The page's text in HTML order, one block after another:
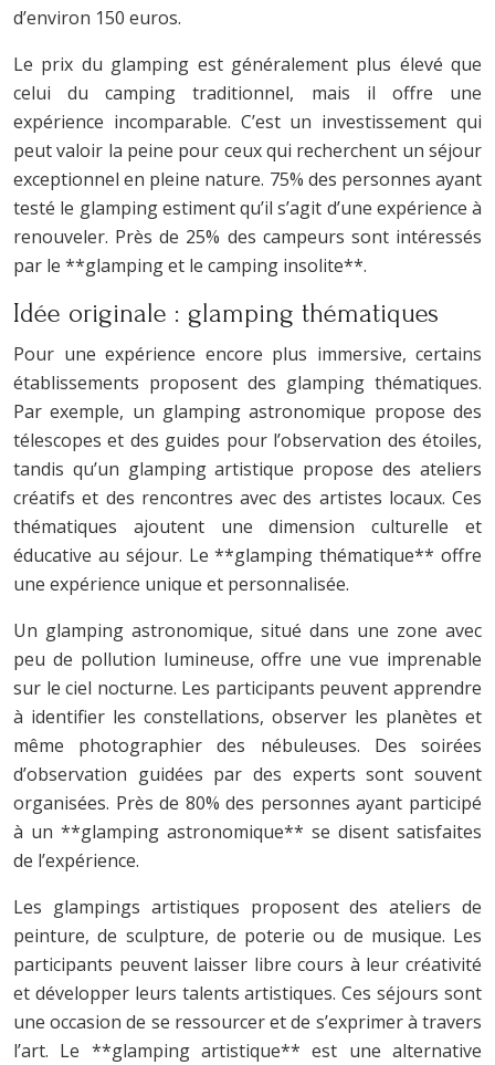
d’environ 150 euros.
Le prix du glamping est généralement plus élevé que
celui du camping traditionnel, mais il offre une
expérience incomparable. C’est un investissement qui
peut valoir la peine pour ceux qui recherchent un séjour
exceptionnel en pleine nature. 75% des personnes ayant
testé le glamping estiment qu’il s’agit d’une expérience à
renouveler. Près de 25% des campeurs sont intéressés
par le **glamping et le camping insolite**.
Idée originale : glamping thématiques
Pour une expérience encore plus immersive, certains
établissements proposent des glamping thématiques.
Par exemple, un glamping astronomique propose des
télescopes et des guides pour l’observation des étoiles,
tandis qu’un glamping artistique propose des ateliers
créatifs et des rencontres avec des artistes locaux. Ces
thématiques ajoutent une dimension culturelle et
éducative au séjour. Le **glamping thématique** offre
une expérience unique et personnalisée.
Un glamping astronomique, situé dans une zone avec
peu de pollution lumineuse, offre une vue imprenable
sur le ciel nocturne. Les participants peuvent apprendre
à identifier les constellations, observer les planètes et
même photographier des nébuleuses. Des soirées
d’observation guidées par des experts sont souvent
organisées. Près de 80% des personnes ayant participé
à un **glamping astronomique** se disent satisfaites
de l’expérience.
Les glampings artistiques proposent des ateliers de
peinture, de sculpture, de poterie ou de musique. Les
participants peuvent laisser libre cours à leur créativité
et développer leurs talents artistiques. Ces séjours sont
une occasion de se ressourcer et de s’exprimer à travers
l’art. Le **glamping artistique** est une alternative